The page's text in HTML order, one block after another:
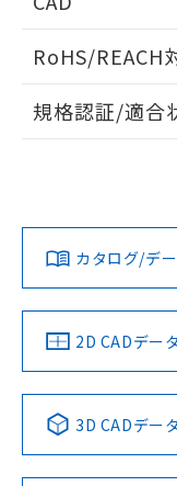
ドすることがで
ダウンロードデータ
みください。
ソフトウェアの使用条
RoHS/REACH
EU RoHS 注意
対応済み
中国 RoHS 注意
Pb
規格認証/適合
LR型式承認
（イギリス
船舶規格）
No
その他の認
カタログ/デ
2D CADデータ
3D CADデータ
お客
登録さ
およ
引・
をご
指し
下記の非含
とができま
るもので、
ものではあ
また、
物質の対応
荷製品に未
欄に対応日
す。
合意